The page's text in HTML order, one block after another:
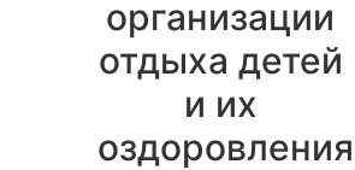
организации
отдыха детей
и их